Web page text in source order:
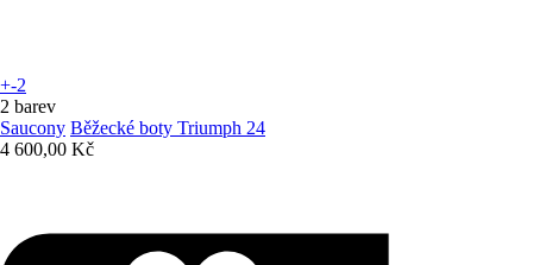
+-2
2 barev
Saucony Běžecké boty Triumph 24
4 600,00 Kč